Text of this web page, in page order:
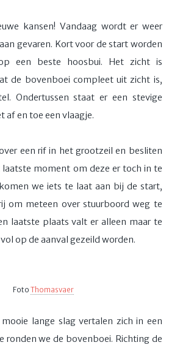
kansen! Vandaag wordt er weer
gevaren. Kort voor de start worden
een beste hoosbui. Het zicht is
de bovenboei compleet uit zicht is,
Ondertussen staat er een stevige
af en toe een vlaagje.
een rif in het grootzeil en besliten
moment om deze er toch in te
we iets te laat aan bij de start,
om meteen over stuurboord weg te
laatste plaats valt er alleen maar te
op de aanval gezeild worden.
Foto Thomasvaer
lange slag vertalen zich in een
ronden we de bovenboei. Richting de